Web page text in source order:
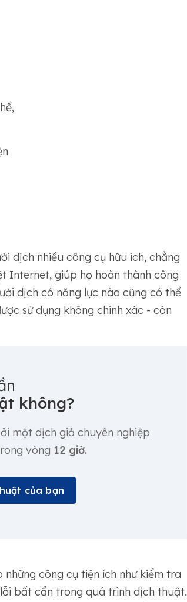
dịch nhiều công cụ hữu ích, chẳng
Internet, giúp họ hoàn thành công
dịch có năng lực nào cũng có thể
sử dụng không chính xác - còn
không?
một dịch giả chuyên nghiệp
vòng 12 giờ.
của bạn
công cụ tiện ích như kiểm tra
bất cẩn trong quá trình dịch thuật.